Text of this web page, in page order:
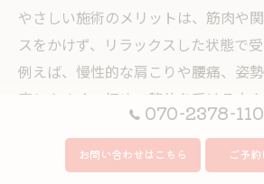
やさしい施術のメリットは、筋肉や関
スをかけず、リラックスした状態で受
例えば、慢性的な肩こりや腰痛、姿勢
応しやすく、初めて整体を受ける方
ばれています。また、施術後の身体
が起こりにくいという声も多く寄せら
070-2378-
お問い合わせはこちら ご予